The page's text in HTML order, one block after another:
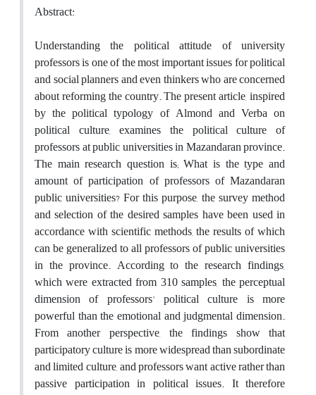
Abstract:
Understanding the political attitude of university
professors is one of the most important issues for political
and social planners and even thinkers who are concerned
about reforming the country. The present article, inspired
by the political typology of Almond and Verba on
political culture, examines the political culture of
professors at public universities in Mazandaran province.
The main research question is; What is the type and
amount of participation of professors of Mazandaran
public universities? For this purpose, the survey method
and selection of the desired samples have been used in
accordance with scientific methods, the results of which
can be generalized to all professors of public universities
in the province. According to the research findings,
which were extracted from 310 samples, the perceptual
dimension of professors' political culture is more
powerful than the emotional and judgmental dimension.
From another perspective, the findings show that
participatory culture is more widespread than subordinate
and limited culture, and professors want active rather than
passive participation in political issues. It therefore